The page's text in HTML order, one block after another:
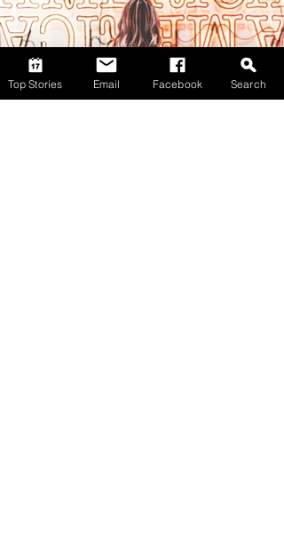
Top Stories Email Facebook Search